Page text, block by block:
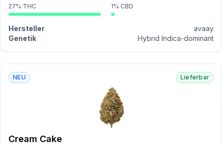
27% THC 1% CBD
Hersteller
avaay
Genetik
Hybrid Indica-dominant
NEU Lieferbar
Cream Cake